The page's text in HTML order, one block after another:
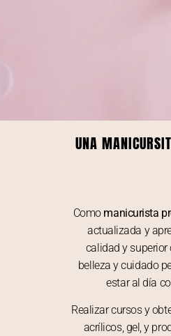
UNA
Como manicurista
actualizada y
calidad y superior
belleza y cuidado
estar al día
Realizar cursos y
acrílicos, gel, y